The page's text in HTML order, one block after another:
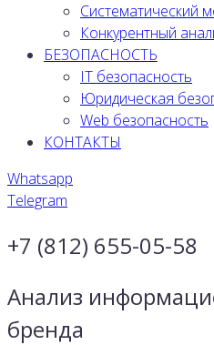
Систематический
Конкурентный
БЕЗОПАСНОСТЬ
IT безопасность
Юридическая
Web безопасность
КОНТАКТЫ
Whatsapp
Telegram
+7 (812) 655-05-58
Анализ
бренда